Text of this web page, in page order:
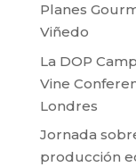
Planes
Viñedo
La DOP
Vine
Londres
Jornada
producción